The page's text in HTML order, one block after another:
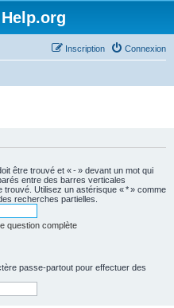
Connexion
Inscription
être trouvé et « - » devant un mot qui
entre des barres verticales
Utilisez un astérisque « * » comme
recherches partielles.
question complète
passe-partout pour effectuer des